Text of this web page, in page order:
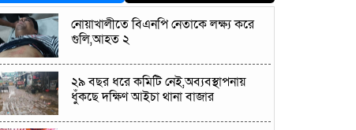
নোয়াখালীতে বিএনপি নেতাকে লক্ষ্য করে
গুলি,আহত ২
২৯ বছর ধরে কমিটি নেই,অব্যবস্থাপনায়
ধুঁকছে দক্ষিণ আইচা থানা বাজার